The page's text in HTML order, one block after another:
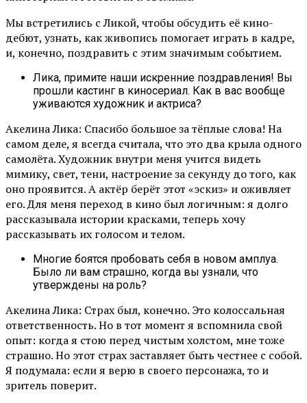
Мы встретились с Ликой, чтобы обсудить её кино-
дебют, узнать, как живопись помогает играть в кадре,
и, конечно, поздравить с этим значимым событием.
Лика, примите наши искренние поздравления! Вы
прошли кастинг в киносериал. Как в вас вообще
уживаются художник и актриса?
Акелина Лика: Спасибо большое за тёплые слова! На
самом деле, я всегда считала, что это два крыла одного
самолёта. Художник внутри меня учится видеть
мимику, свет, тени, настроение за секунду до того, как
оно проявится. А актёр берёт этот «эскиз» и оживляет
его. Для меня переход в кино был логичным: я долго
рассказывала истории красками, теперь хочу
рассказывать их голосом и телом.
Многие боятся пробовать себя в новом амплуа.
Было ли вам страшно, когда вы узнали, что
утверждены на роль?
Акелина Лика: Страх был, конечно. Это колоссальная
ответственность. Но в тот момент я вспомнила свой
опыт: когда я стою перед чистым холстом, мне тоже
страшно. Но этот страх заставляет быть честнее с собой.
Я подумала: если я верю в своего персонажа, то и
зритель поверит.